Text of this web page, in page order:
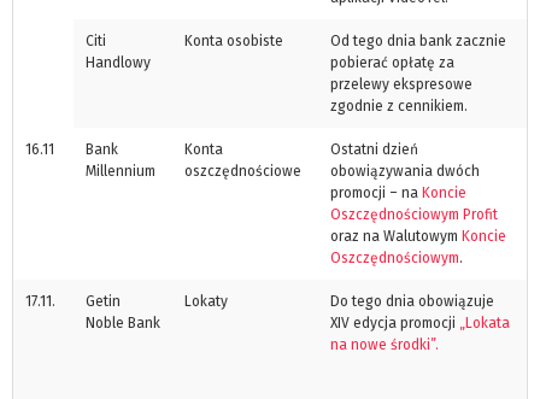
Citi
Handlowy
Konta osobiste
Od tego dnia bank zacznie
pobierać opłatę za
przelewy ekspresowe
zgodnie z cennikiem.
16.11
Bank
Millennium
Konta
oszczędnościowe
Ostatni dzień
obowiązywania dwóch
promocji – na Koncie
Oszczędnościowym Profit
oraz na Walutowym Koncie
Oszczędnościowym.
17.11.
Getin
Noble Bank
Lokaty
Do tego dnia obowiązuje
XIV edycja promocji
„Lokata
na nowe środki”.